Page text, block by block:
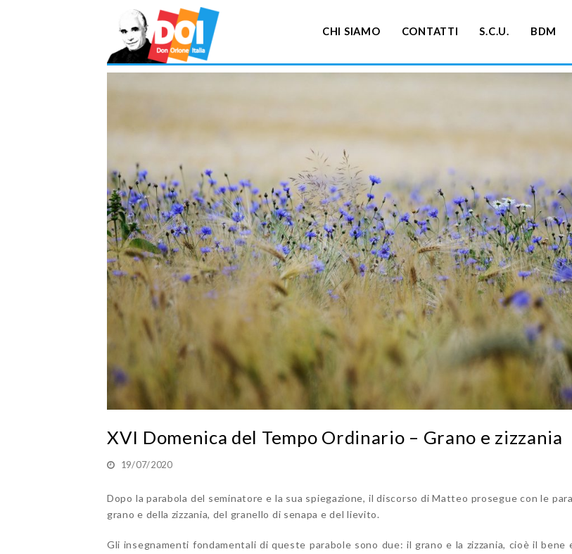
CHI SIAMO CONTATTI S.C.U. BDM
XVI Domenica del Tempo Ordinario – Grano e zizzania
19/07/2020
Dopo la parabola del seminatore e la sua spiegazione, il discorso di Matteo prosegue con le
grano e della zizzania, del granello di senapa e del lievito.
Gli insegnamenti fondamentali di queste parabole sono due: il grano e la zizzania, cioè il bene